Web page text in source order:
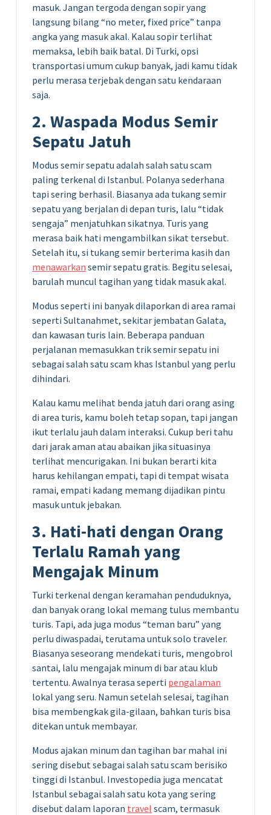
masuk. Jangan tergoda dengan sopir yang
langsung bilang “no meter, fixed price” tanpa
angka yang masuk akal. Kalau sopir terlihat
memaksa, lebih baik batal. Di Turki, opsi
transportasi umum cukup banyak, jadi kamu tidak
perlu merasa terjebak dengan satu kendaraan
saja.
2. Waspada Modus Semir
Sepatu Jatuh
Modus semir sepatu adalah salah satu scam
paling terkenal di Istanbul. Polanya sederhana
tapi sering berhasil. Biasanya ada tukang semir
sepatu yang berjalan di depan turis, lalu “tidak
sengaja” menjatuhkan sikatnya. Turis yang
merasa baik hati mengambilkan sikat tersebut.
Setelah itu, si tukang semir berterima kasih dan
menawarkan semir sepatu gratis. Begitu selesai,
barulah muncul tagihan yang tidak masuk akal.
Modus seperti ini banyak dilaporkan di area ramai
seperti Sultanahmet, sekitar jembatan Galata,
dan kawasan turis lain. Beberapa panduan
perjalanan memasukkan trik semir sepatu ini
sebagai salah satu scam khas Istanbul yang perlu
dihindari.
Kalau kamu melihat benda jatuh dari orang asing
di area turis, kamu boleh tetap sopan, tapi jangan
ikut terlalu jauh dalam interaksi. Cukup beri tahu
dari jarak aman atau abaikan jika situasinya
terlihat mencurigakan. Ini bukan berarti kita
harus kehilangan empati, tapi di tempat wisata
ramai, empati kadang memang dijadikan pintu
masuk untuk jebakan.
3. Hati-hati dengan Orang
Terlalu Ramah yang
Mengajak Minum
Turki terkenal dengan keramahan penduduknya,
dan banyak orang lokal memang tulus membantu
turis. Tapi, ada juga modus “teman baru” yang
perlu diwaspadai, terutama untuk solo traveler.
Biasanya seseorang mendekati turis, mengobrol
santai, lalu mengajak minum di bar atau klub
tertentu. Awalnya terasa seperti pengalaman
lokal yang seru. Namun setelah selesai, tagihan
bisa membengkak gila-gilaan, bahkan turis bisa
ditekan untuk membayar.
Modus ajakan minum dan tagihan bar mahal ini
sering disebut sebagai salah satu scam berisiko
tinggi di Istanbul. Investopedia juga mencatat
Istanbul sebagai salah satu kota yang sering
disebut dalam laporan travel scam, termasuk